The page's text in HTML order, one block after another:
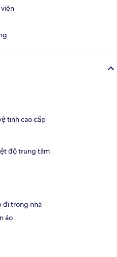
tinh cao cấp
độ trung tâm
đi trong nhà
áo